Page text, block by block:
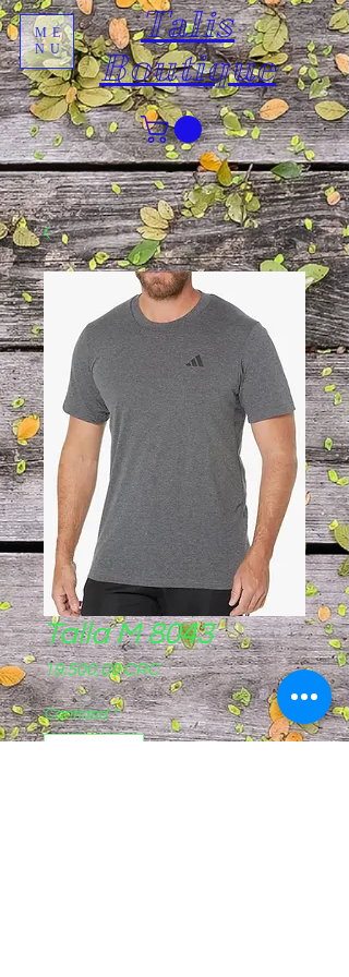
Talis
Boutique
ME
NU
Talla M 8043
19.500,00 CRCPrecio
Cantidad *